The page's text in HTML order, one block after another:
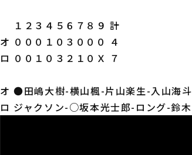
１２３４５６７８９ 計
オ ０００１０３０００ ４
ロ ００１０３２１０Ｘ ７
オ ●田嶋大樹-横山楓-片山楽生-入山海斗
ロ ジャクソン-○坂本光士郎-ロング-鈴